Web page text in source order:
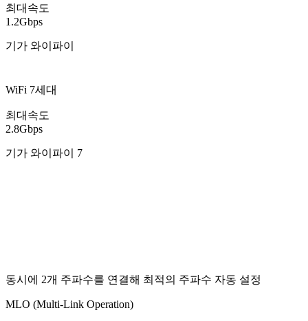
최대속도
1.2Gbps
기가 와이파이
WiFi 7세대
최대속도
2.8Gbps
기가 와이파이 7
동시에 2개 주파수를 연결해 최적의 주파수 자동 설정
MLO (Multi-Link Operation)